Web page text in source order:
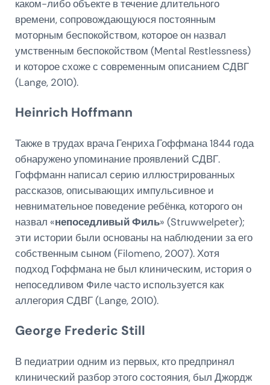
каком-либо объекте в течение длительного
времени, сопровождающуюся постоянным
моторным беспокойством, которое он назвал
умственным беспокойством (Mental Restlessness)
и которое схоже с современным описанием СДВГ
(Lange, 2010).
Heinrich Hoffmann
Также в трудах врача Генриха Гоффмана 1844 года
обнаружено упоминание проявлений СДВГ.
Гоффманн написал серию иллюстрированных
рассказов, описывающих импульсивное и
невнимательное поведение ребёнка, которого он
назвал «непоседливый Филь» (Struwwelpeter);
эти истории были основаны на наблюдении за его
собственным сыном (Filomeno, 2007). Хотя
подход Гоффмана не был клиническим, история о
непоседливом Филе часто используется как
аллегория СДВГ (Lange, 2010).
George Frederic Still
В педиатрии одним из первых, кто предпринял
клинический разбор этого состояния, был Джордж